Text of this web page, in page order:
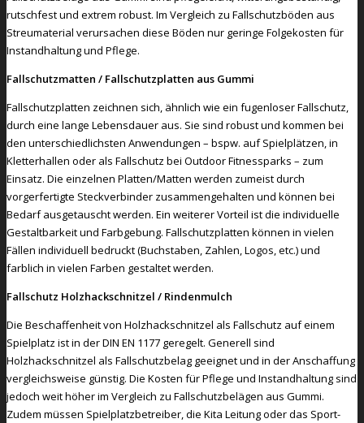
rutschfest und extrem robust. Im Vergleich zu Fallschutzböden aus
Streumaterial verursachen diese Böden nur geringe Folgekosten für
Instandhaltung und Pflege.
Fallschutzmatten / Fallschutzplatten aus Gummi
Fallschutzplatten zeichnen sich, ähnlich wie ein fugenloser Fallschutz,
durch eine lange Lebensdauer aus. Sie sind robust und kommen bei
den unterschiedlichsten Anwendungen – bspw. auf Spielplätzen, in
Kletterhallen oder als Fallschutz bei Outdoor Fitnessparks – zum
Einsatz. Die einzelnen Platten/Matten werden zumeist durch
vorgerfertigte Steckverbinder zusammengehalten und können bei
Bedarf ausgetauscht werden. Ein weiterer Vorteil ist die individuelle
Gestaltbarkeit und Farbgebung. Fallschutzplatten können in vielen
Fällen individuell bedruckt (Buchstaben, Zahlen, Logos, etc.) und
farblich in vielen Farben gestaltet werden.
Fallschutz Holzhackschnitzel / Rindenmulch
Die Beschaffenheit von Holzhackschnitzel als Fallschutz auf einem
Spielplatz ist in der DIN EN 1177 geregelt. Generell sind
Holzhackschnitzel als Fallschutzbelag geeignet und in der Anschaffung
vergleichsweise günstig. Die Kosten für Pflege und Instandhaltung sind
jedoch weit höher im Vergleich zu Fallschutzbelägen aus Gummi.
Zudem müssen Spielplatzbetreiber, die Kita Leitung oder das Sport-